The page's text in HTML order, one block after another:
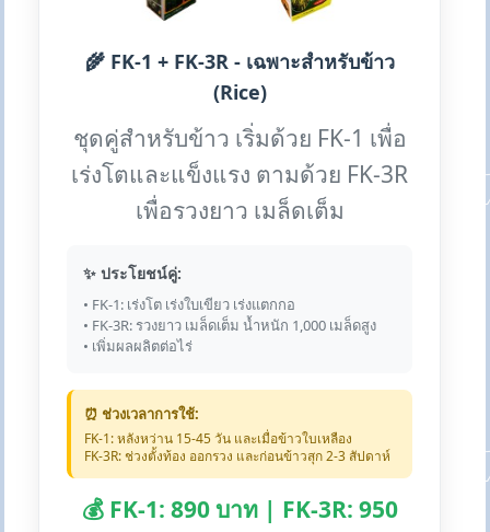
🌾 FK-1 + FK-3R - เฉพาะสำหรับข้าว
(Rice)
ชุดคู่สำหรับข้าว เริ่มด้วย FK-1 เพื่อ
เร่งโตและแข็งแรง ตามด้วย FK-3R
เพื่อรวงยาว เมล็ดเต็ม
✨ ประโยชน์คู่:
• FK-1: เร่งโต เร่งใบเขียว เร่งแตกกอ
• FK-3R: รวงยาว เมล็ดเต็ม น้ำหนัก 1,000 เมล็ดสูง
• เพิ่มผลผลิตต่อไร่
⏰ ช่วงเวลาการใช้:
FK-1: หลังหว่าน 15-45 วัน และเมื่อข้าวใบเหลือง
FK-3R: ช่วงตั้งท้อง ออกรวง และก่อนข้าวสุก 2-3 สัปดาห์
💰 FK-1: 890 บาท | FK-3R: 950